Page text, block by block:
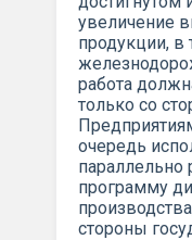
увеличение
продукции, в
работа
только со
очередь
программу
стороны